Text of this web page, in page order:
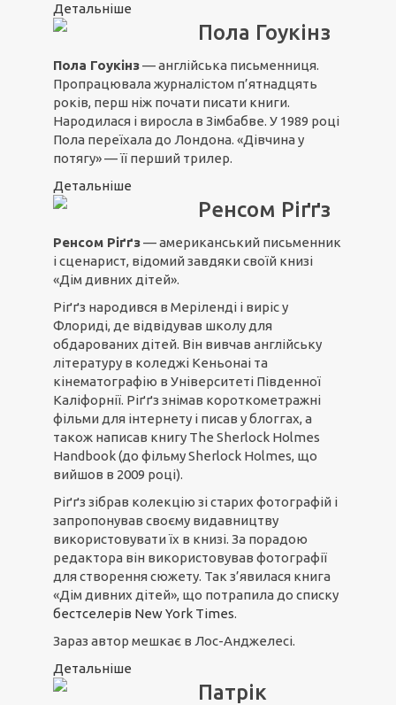
Детальніше
Пола Гоукінз
Пола Гоукінз— англійська письменниця.
Пропрацювала журналістом п’ятнадцять
років, перш ніж почати писати книги.
Народилася і виросла в Зімбабве. У 1989 році
Пола переїхала до Лондона. «Дівчина у
потягу» — її перший трилер.
Детальніше
Ренсом Ріґґз
Ренсом Ріґґз— американський письменник
і сценарист, відомий завдяки своїй книзі
«Дім дивних дітей».
Ріґґз народився в Меріленді і виріс у
Флориді, де відвідував школу для
обдарованих дітей. Він вивчав англійську
літературу в коледжі Кеньонаі та
кінематографію в Університеті Південної
Каліфорнії. Ріґґз знімав короткометражні
фільми для інтернету і писав у блоггах, а
також написав книгу The Sherlock Holmes
Handbook (до фільму Sherlock Holmes, що
вийшов в 2009 році).
Ріґґз зібрав колекцію зі старих фотографій і
запропонував своєму видавництву
використовувати їх в книзі. За порадою
редактора він використовував фотографії
для створення сюжету. Так з’явилася книга
«Дім дивних дітей», що потрапила до списку
бестселерів New York Times.
Зараз автор мешкає в Лос-Анджелесі.
Детальніше
Патрік